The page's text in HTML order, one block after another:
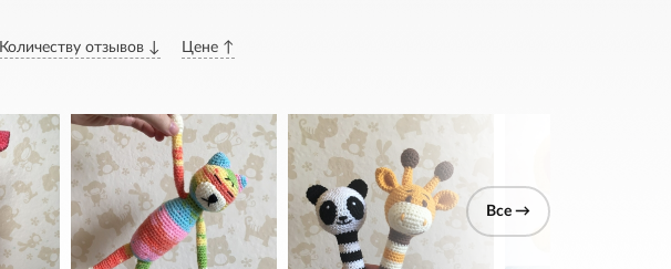
Количеству отзывов ↓ Цене ↑
Все →